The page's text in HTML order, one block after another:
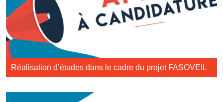
Réalisation d’études dans le cadre du projet FASOVEIL